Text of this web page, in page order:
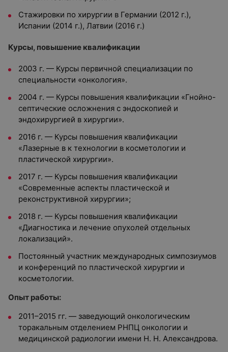
Стажировки по хирургии в Германии (2012 г.),
Испании (2014 г.), Латвии (2016 г.)
Курсы, повышение квалификации
2003 г. — Курсы первичной специализации по
специальности «онкология».
2004 г. — Курсы повышения квалификации «Гнойно-
септические осложнения с эндоскопией и
эндохирургией в хирургии».
2016 г. — Курсы повышения квалификации
«Лазерные в к технологии в косметологии и
пластической хирургии».
2017 г. — Курсы повышения квалификации
«Современные аспекты пластической и
реконструктивной хирургии»;
2018 г. — Курсы повышения квалификации
«Диагностика и лечение опухолей отдельных
локализаций».
Постоянный участник международных симпозиумов
и конференций по пластической хирургии и
косметологии.
Опыт работы:
2011–2015 гг. — заведующий онкологическим
торакальным отделением РНПЦ онкологии и
медицинской радиологии имени Н. Н. Александрова.